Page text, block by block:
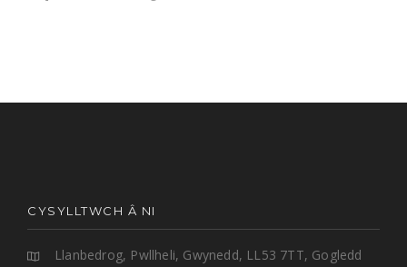
CYSYLLTWCH Â NI
Llanbedrog, Pwllheli, Gwynedd, LL53 7TT, Gogledd